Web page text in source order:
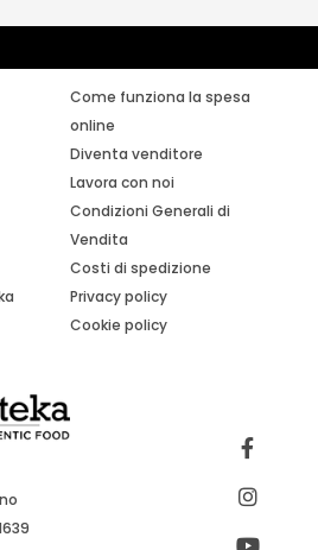
Come funziona la spesa
online
Diventa venditore
Lavora con noi
Condizioni Generali di
Vendita
Costi di spedizione
Privacy policy
Cookie policy